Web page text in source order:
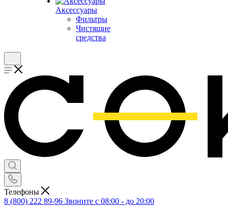
Аксессуары
Фильтры
Чистящие
средства
Телефоны
8 (800) 222 89-96 Звоните с 08:00 - до 20:00